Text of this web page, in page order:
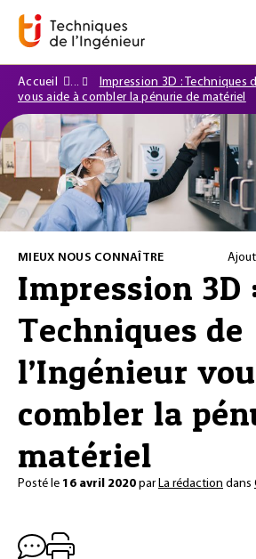
Accueil
Impression 3D : Techniques
vous aide à combler la pénurie de matériel
MIEUX NOUS CONNAÎTRE
Impression 3D
Techniques de
l’Ingénieur
combler la
matériel
Posté le 16 avril 2020 par La rédaction dans